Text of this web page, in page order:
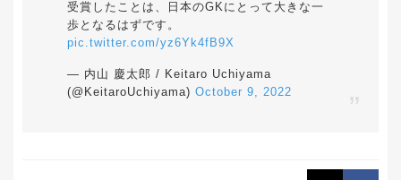
受賞したことは、日本のGKにとって大きな一
歩となるはずです。
pic.twitter.com/yz6Yk4fB9X
— 内山 慶太郎 / Keitaro Uchiyama
(@KeitaroUchiyama) October 9, 2022